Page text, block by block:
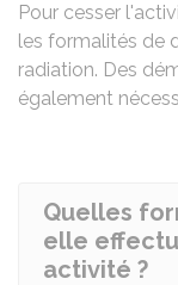
Pour cesser
les formalités de
radiation. Des
également
Quelles
elle
activité ?